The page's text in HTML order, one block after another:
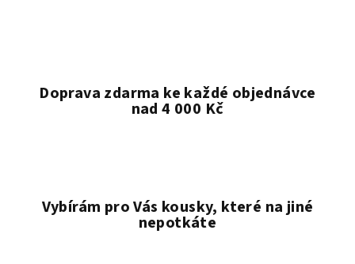
Doprava zdarma ke každé objednávce
nad 4 000 Kč
Vybírám pro Vás kousky, které na jiné
nepotkáte